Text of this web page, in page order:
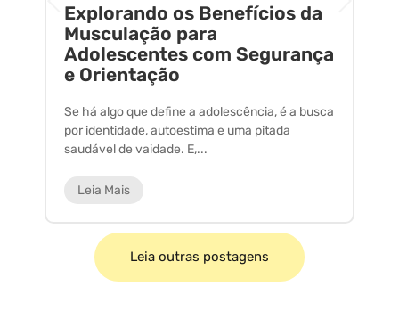
Explorando os Benefícios da
Musculação para
Adolescentes com Segurança
e Orientação
Se há algo que define a adolescência, é a busca
por identidade, autoestima e uma pitada
saudável de vaidade. E,...
Leia Mais
Leia outras postagens